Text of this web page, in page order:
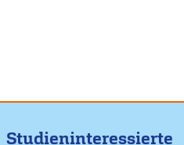
Studieninteressierte